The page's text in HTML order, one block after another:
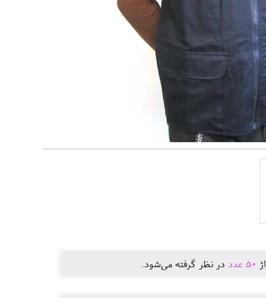
50 عدد در نظر گرفته می‌شود.